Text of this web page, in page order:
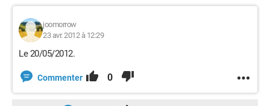
joomorrow
23 avr. 2012 à 12:29
Le 20/05/2012.
Commenter 0